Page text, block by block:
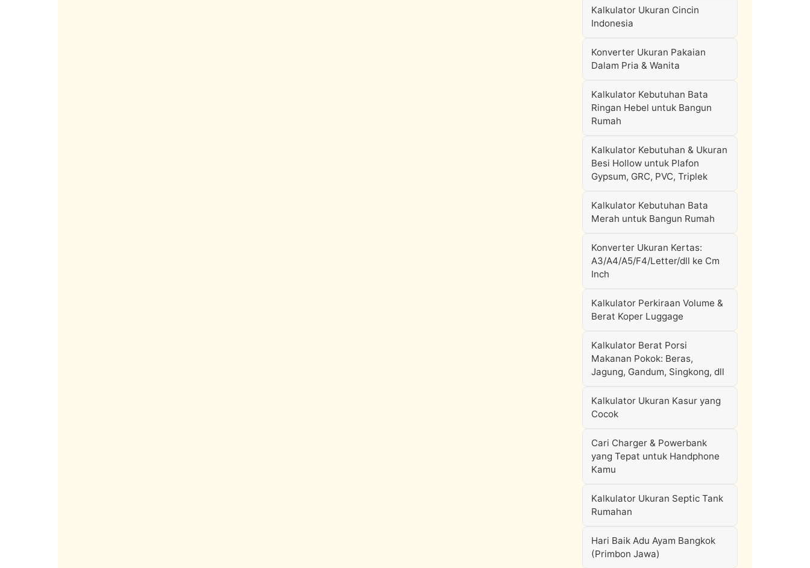
Kalkulator Ukuran Cincin
Indonesia
Konverter Ukuran Pakaian
Dalam Pria & Wanita
Kalkulator Kebutuhan Bata
Ringan Hebel untuk Bangun
Rumah
Kalkulator Kebutuhan & Ukuran
Besi Hollow untuk Plafon
Gypsum, GRC, PVC, Triplek
Kalkulator Kebutuhan Bata
Merah untuk Bangun Rumah
Konverter Ukuran Kertas:
A3/A4/A5/F4/Letter/dll ke Cm
Inch
Kalkulator Perkiraan Volume &
Berat Koper Luggage
Kalkulator Berat Porsi
Makanan Pokok: Beras,
Jagung, Gandum, Singkong, dll
Kalkulator Ukuran Kasur yang
Cocok
Cari Charger & Powerbank
yang Tepat untuk Handphone
Kamu
Kalkulator Ukuran Septic Tank
Rumahan
Hari Baik Adu Ayam Bangkok
(Primbon Jawa)